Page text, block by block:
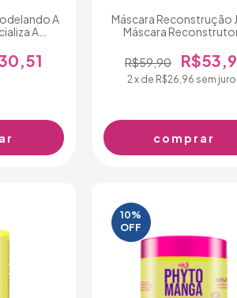
A
A
Máscara Reconstrução
Máscara
R$59,90
2x de R$26,96 sem
10%
OFF